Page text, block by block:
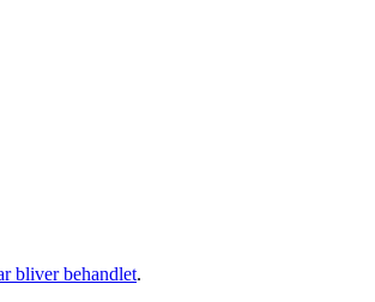
bliver behandlet.